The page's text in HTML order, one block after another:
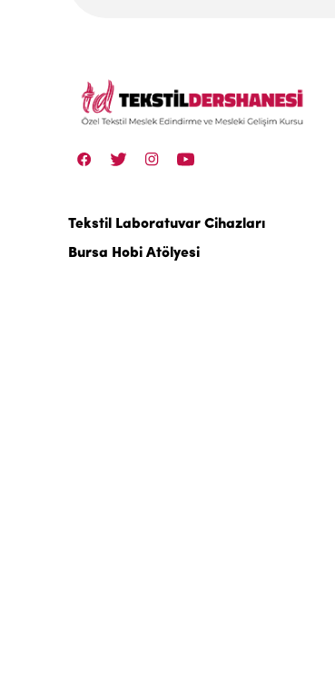
Tekstil Laboratuvar Cihazları
Bursa Hobi Atölyesi